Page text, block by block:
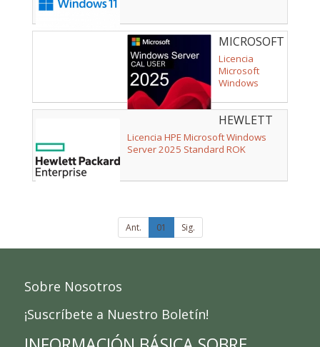
MICROSOFT
- P77112-
B21
Licencia
Microsoft
Windows
CAL/ 5
Usuarios
HEWLETT
PACKARD
ENTERPRISE
A21
Licencia HPE Microsoft Windows
Server 2025 Standard ROK
Ant. 01 Sig.
Sobre Nosotros
¡Suscríbete a Nuestro Boletín!